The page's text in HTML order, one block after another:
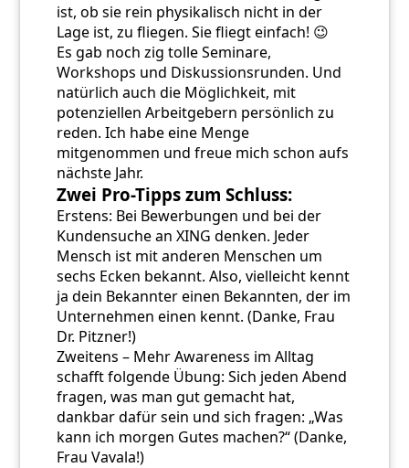
ist, ob sie rein physikalisch nicht in der
Lage ist, zu fliegen. Sie fliegt einfach! 😉
Es gab noch zig tolle Seminare,
Workshops und Diskussionsrunden. Und
natürlich auch die Möglichkeit, mit
potenziellen Arbeitgebern persönlich zu
reden. Ich habe eine Menge
mitgenommen und freue mich schon aufs
nächste Jahr.
Zwei Pro-Tipps zum Schluss:
Erstens: Bei Bewerbungen und bei der
Kundensuche an XING denken. Jeder
Mensch ist mit anderen Menschen um
sechs Ecken bekannt. Also, vielleicht kennt
ja dein Bekannter einen Bekannten, der im
Unternehmen einen kennt. (Danke, Frau
Dr. Pitzner!)
Zweitens – Mehr Awareness im Alltag
schafft folgende Übung: Sich jeden Abend
fragen, was man gut gemacht hat,
dankbar dafür sein und sich fragen: „Was
kann ich morgen Gutes machen?“ (Danke,
Frau Vavala!)